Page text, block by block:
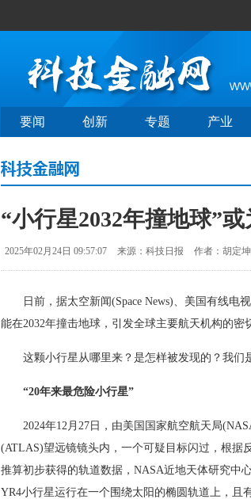
要闻 创新 专题 产业
“小行星2032年撞地球”
2025年02月24日 09:57:07 来源：科技日报 作者：胡定坤
日前，据太空新闻(Space News)、美国有线电视
能在2032年撞击地球，引发全球主要航天机构的密
这颗小行星从哪里来？是怎样被发现的？我们
“20年来最危险小行星”
2024年12月27日，由美国国家航空航天局
(ATLAS)望远镜镜头内，一个可疑目标闪过，根据
推算初步获得的轨道数据，NASA近地天体研究中
YR4小行星运行在一个围绕太阳的椭圆轨道上，且